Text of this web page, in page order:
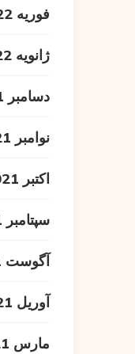
فوریه 2022
ژانویه 2022
دسامبر 2021
نوامبر 2021
اکتبر 2021
سپتامبر 2021
آگوست 2021
آوریل 2021
مارس 2021